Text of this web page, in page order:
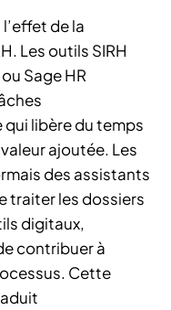
de la
Les outils SIRH
Sage HR
libère du temps
ajoutée. Les
des assistants
traiter les dossiers
digitaux,
contribuer à
Cette